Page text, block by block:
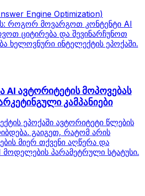
Engine Optimization)
როგორ მოვარგოთ კონტენტი AI
ციტირება და შევინარჩუნოთ
ხელოვნური ინტელექტის ეპოქაში.
AI ავტორიტეტის მოპოვებას
კამპანიები
ეპოქაში ავტორიტეტი წლების
გაიგეთ, რატომ არის
მიერ თქვენი აღწერა და
პარამეტრული სტატუსი.